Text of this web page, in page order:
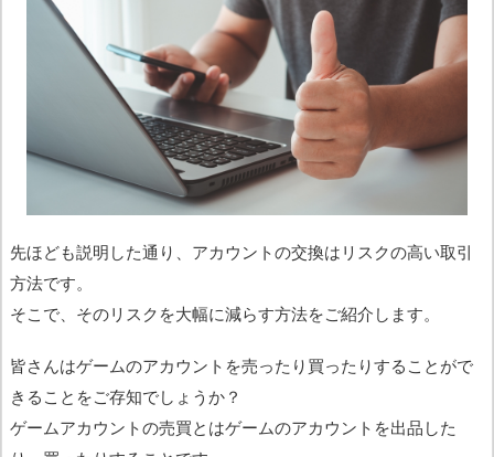
先ほども説明した通り、アカウントの交換はリスクの高い取引
方法です。
そこで、そのリスクを大幅に減らす方法をご紹介します。
皆さんはゲームのアカウントを売ったり買ったりすることがで
きることをご存知でしょうか？
ゲームアカウントの売買とはゲームのアカウントを出品した